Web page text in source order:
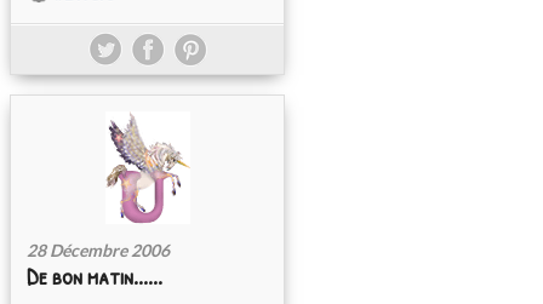
28 Décembre 2006
De bon matin......